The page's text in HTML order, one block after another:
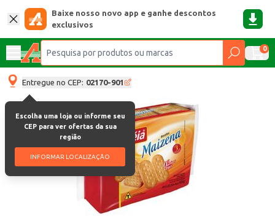
Baixe nosso novo app e ganhe descontos
exclusivos
0
Entregue no CEP: 02170-901
Escolha uma loja ou informe seu
CEP para ver ofertas da sua
região
INFORMAR LOCALIZAÇÃO